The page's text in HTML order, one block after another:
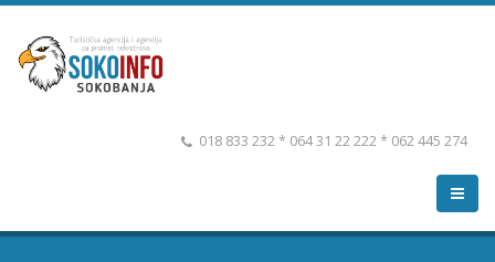
018 833 232 * 064 31 22 222 * 062 445 274